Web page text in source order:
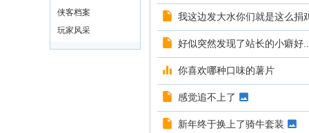
侠客档案
玩家风采
我这边发大水你们就是这么捐
好似突然发现了站长的小癖好..
你喜欢哪种口味的薯片
感觉追不上了
新年终于换上了骑牛套装